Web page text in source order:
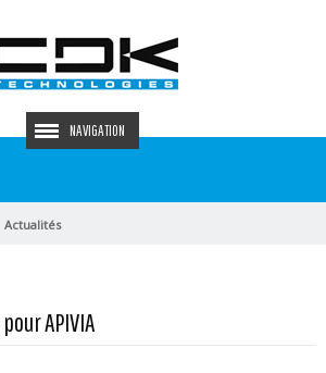
NAVIGATION
Actualités
APIVIA